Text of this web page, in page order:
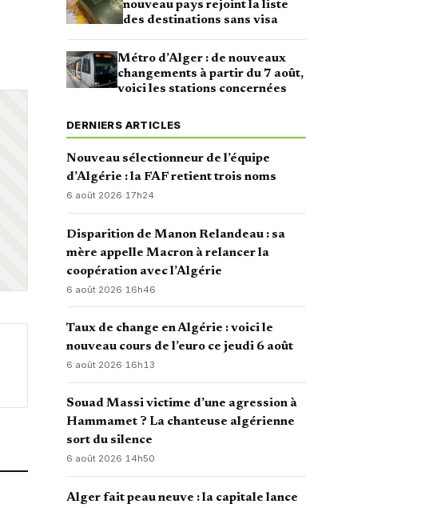
nouveau pays rejoint la liste
des destinations sans visa
Métro d’Alger : de nouveaux
changements à partir du 7 août,
voici les stations concernées
DERNIERS ARTICLES
Nouveau sélectionneur de l’équipe
d’Algérie : la FAF retient trois noms
6 août 2026·17h24
Disparition de Manon Relandeau : sa
mère appelle Macron à relancer la
coopération avec l’Algérie
6 août 2026· 16h46
Taux de change en Algérie : voici le
nouveau cours de l’euro ce jeudi 6 août
6 août 2026·16h13
Souad Massi victime d’une agression à
Hammamet ? La chanteuse algérienne
sort du silence
6 août 2026·14h50
Alger fait peau neuve : la capitale lance